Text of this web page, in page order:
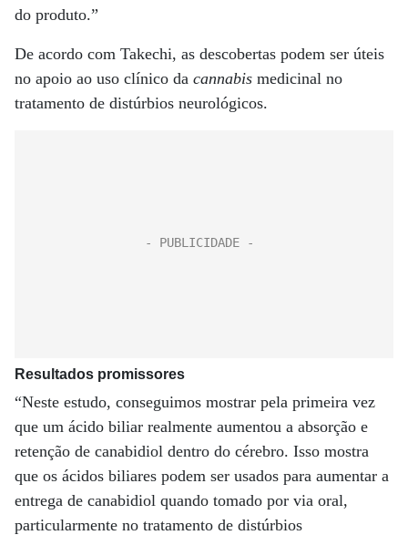
do produto.”
De acordo com Takechi, as descobertas podem ser úteis
no apoio ao uso clínico da cannabis medicinal no
tratamento de distúrbios neurológicos.
Resultados promissores
“Neste estudo, conseguimos mostrar pela primeira vez
que um ácido biliar realmente aumentou a absorção e
retenção de canabidiol dentro do cérebro. Isso mostra
que os ácidos biliares podem ser usados ​​para aumentar a
entrega de canabidiol quando tomado por via oral,
particularmente no tratamento de distúrbios